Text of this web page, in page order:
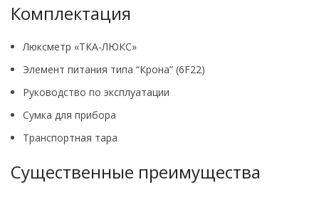
Комплектация
Люксметр «ТКА-ЛЮКС»
Элемент питания типа “Крона” (6F22)
Руководство по эксплуатации
Сумка для прибора
Транспортная тара
Существенные преимущества